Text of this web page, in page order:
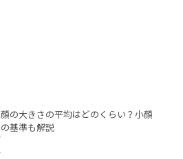
顔の大きさの平均はどのくらい？小顔
の基準も解説